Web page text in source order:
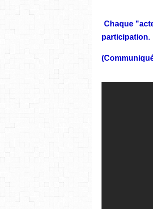
Chaque
participation.